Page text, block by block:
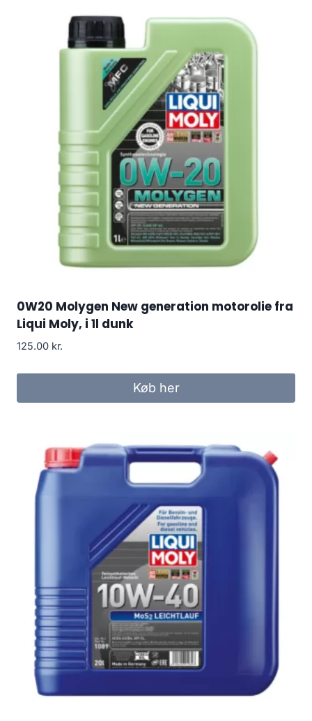
0W20 Molygen New generation motorolie fra
Liqui Moly, i 1l dunk
125.00 kr.
Køb her